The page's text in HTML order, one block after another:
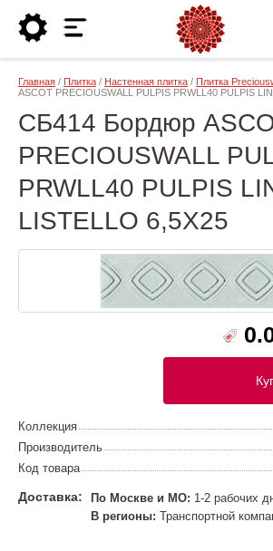
Главная / Плитка / Настенная плитка / Плитка
ASCOT PRECIOUSWALL PULPIS PRWLL40 PULPIS
СБ414 Бордюр
PRECIOUSWALL
PRWLL40 PULPIS
LISTELLO 6,5X25
Коллекция
Производитель
Код товара
Доставка: По Москве и МО: 1-2 рабочих
В регионы: Транспортной